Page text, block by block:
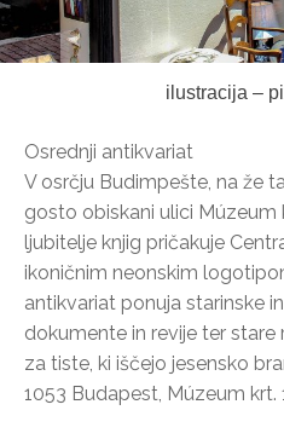
ilustracija –
Osrednji antikvariat
V osrčju Budimpešte, na že
gosto obiskani ulici Múzeum
ljubitelje knjig pričakuje
ikoničnim neonskim
antikvariat ponuja starinske
dokumente in revije ter
za tiste, ki iščejo jesensko
1053 Budapest, Múzeum krt.